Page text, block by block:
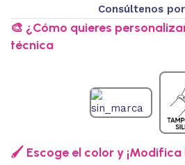
Consúltenos
🎨 ¿Cómo quieres
técnica
🖌️ Escoge el color y